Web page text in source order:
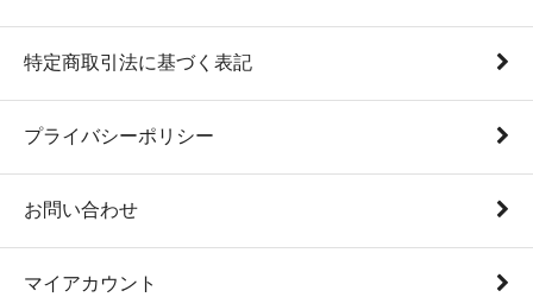
特定商取引法に基づく表記
プライバシーポリシー
お問い合わせ
マイアカウント